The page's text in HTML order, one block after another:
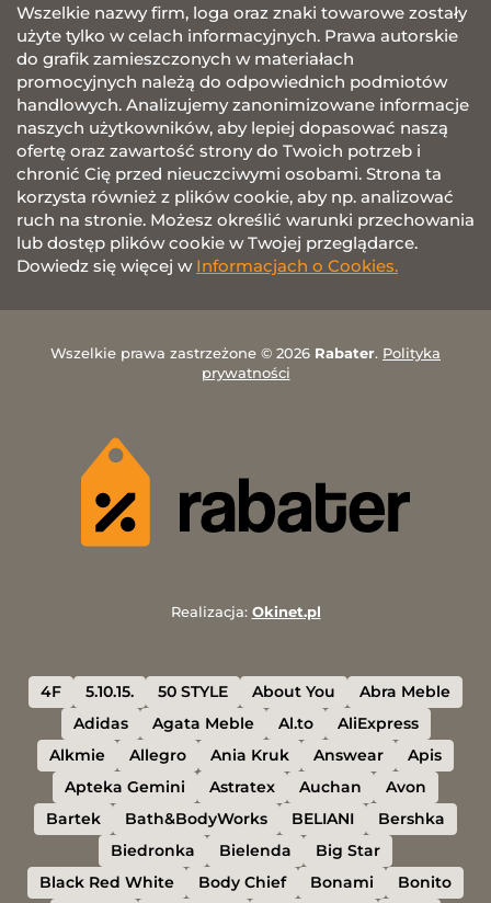
Wszelkie nazwy firm, loga oraz znaki towarowe zostały
użyte tylko w celach informacyjnych. Prawa autorskie
do grafik zamieszczonych w materiałach
promocyjnych należą do odpowiednich podmiotów
handlowych. Analizujemy zanonimizowane informacje
naszych użytkowników, aby lepiej dopasować naszą
ofertę oraz zawartość strony do Twoich potrzeb i
chronić Cię przed nieuczciwymi osobami. Strona ta
korzysta również z plików cookie, aby np. analizować
ruch na stronie. Możesz określić warunki przechowania
lub dostęp plików cookie w Twojej przeglądarce.
Dowiedz się więcej w Informacjach o Cookies.
Wszelkie prawa zastrzeżone © 2026 Rabater. Polityka
prywatności
Realizacja: Okinet.pl
4F 5.10.15. 50 STYLE About You
Abra Meble
Adidas
Agata Meble Al.to
AliExpress
Alkmie
Allegro Ania Kruk Answear
Apis
Apteka Gemini
Astratex Auchan
Avon
Bartek
Bath&BodyWorks BELIANI
Bershka
Biedronka
Bielenda
Big Star
Black Red White
Body Chief Bonami Bonito